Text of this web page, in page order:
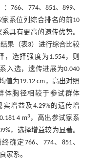
：766、774、851、899、
家系位列综合排名的前10
具有更高的遗传优势。
果（表3）进行综合比较
，选择强度为1.554，则
入选，遗传进展为0.040
值为19.12 cm，高出对照
体胸径相较于参试群体
实增益及4.29%的遗传增
4 m3 ，高出参试家系
，选择增益较为显著。
确定766、774、851、
家系。